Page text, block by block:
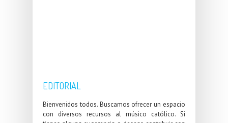
EDITORIAL
Bienvenidos todos. Buscamos ofrecer un espacio
con diversos recursos al músico católico. Si